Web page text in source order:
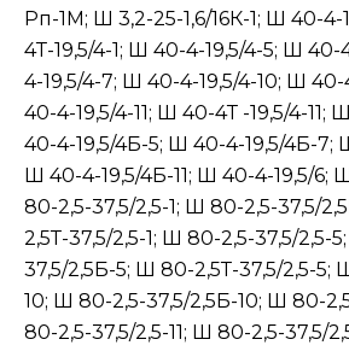
Рп-1М; Ш 3,2-25-1,6/16К-1; Ш 40-4-
4Т-19,5/4-1; Ш 40-4-19,5/4-5; Ш 40-
4-19,5/4-7; Ш 40-4-19,5/4-10; Ш 40-
40-4-19,5/4-11; Ш 40-4Т -19,5/4-11;
40-4-19,5/4Б-5; Ш 40-4-19,5/4Б-7;
Ш 40-4-19,5/4Б-11; Ш 40-4-19,5/6;
80-2,5-37,5/2,5-1; Ш 80-2,5-37,5/
2,5Т-37,5/2,5-1; Ш 80-2,5-37,5/2,5-
37,5/2,5Б-5; Ш 80-2,5Т-37,5/2,5-5;
10; Ш 80-2,5-37,5/2,5Б-10; Ш 80-
80-2,5-37,5/2,5-11; Ш 80-2,5-37,5/